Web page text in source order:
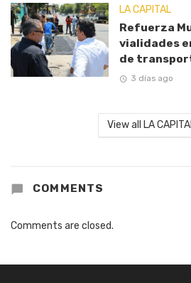
LA CAPITAL
Refuerza
vialidades
de
3 días ago
View all LA
COMMENTS
Comments are closed.